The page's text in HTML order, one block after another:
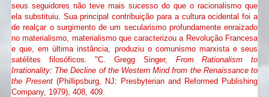
seus seguidores não teve mais sucesso do que o racionalismo que
ela substituiu. Sua principal contribuição para a cultura ocidental foi a
de realçar o surgimento de um secularismo profundamente enraizado
no materialismo, materialismo que caracterizou a Revolução Francesa
e que, em última instância, produziu o comunismo marxista e seus
satélites filosóficos. "C. Gregg Singer, From Rationalism to
Irrationality: The Decline of the Western Mind from the Renaissance to
the Present (Phillipsburg, NJ: Presbyterian and Reformed Publishing
Company, 1979), 408, 409.